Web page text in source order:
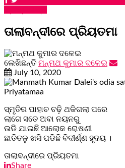
ତାଲାବନ୍ଦୀରେ ପ୍ରିୟତମା
ଲେଖିଛନ୍ତି ମନ୍ମଥ କୁମାର ଦଳେଇ
July 10, 2020
ସ୍ମୃତିର ପାହାଚ ଚଢ଼ି ଥକିଗଲା ପରେ
ଲାଗେ ସତେ ଅବା ନୟନରୁ
ଉଡି ଯାଇଛି ଆଲୋକ ରୋଷଣୀ
ଛାତିତଳୁ ଖସି ପଡିଛି ବିଦୀର୍ଣ୍ଣ ହୃଦୟ ।
ତାଲାବନ୍ଦୀରେ ପ୍ରିୟତମା
Share